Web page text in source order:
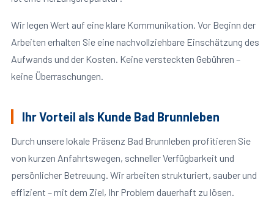
Wir legen Wert auf eine klare Kommunikation. Vor Beginn der
Arbeiten erhalten Sie eine nachvollziehbare Einschätzung des
Aufwands und der Kosten. Keine versteckten Gebühren –
keine Überraschungen.
Ihr Vorteil als Kunde Bad Brunnleben
Durch unsere lokale Präsenz Bad Brunnleben profitieren Sie
von kurzen Anfahrtswegen, schneller Verfügbarkeit und
persönlicher Betreuung. Wir arbeiten strukturiert, sauber und
effizient – mit dem Ziel, Ihr Problem dauerhaft zu lösen.